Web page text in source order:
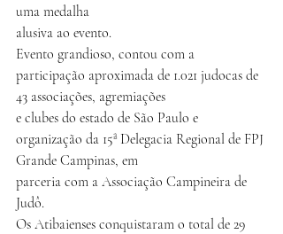
uma medalha
alusiva ao evento.
Evento grandioso, contou com a
participação aproximada de 1.021 judocas de
43 associações, agremiações
e clubes do estado de São Paulo e
organização da 15ª Delegacia Regional de FPJ
Grande Campinas, em
parceria com a Associação Campineira de
Judô.
Os Atibaienses conquistaram o total de 29